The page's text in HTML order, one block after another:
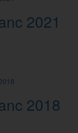
2021
2018